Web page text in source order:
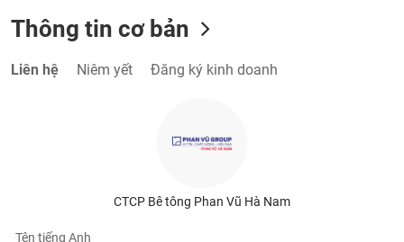
Thông tin cơ bản
Liên hệ Niêm yết Đăng ký kinh doanh
CTCP Bê tông Phan Vũ Hà Nam
Tên tiếng Anh